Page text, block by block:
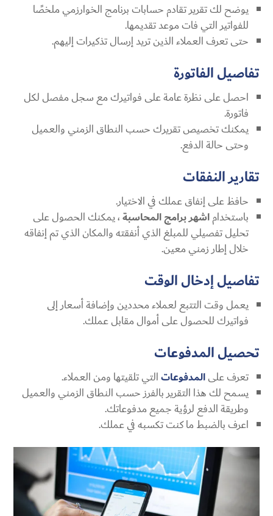
يوضح لك تقرير تقادم حسابات برنامج الخوارزمي ملخصًا
للفواتير التي فات موعد تقديمها.
حتى تعرف العملاء الذين تريد إرسال تذكيرات إليهم.
تفاصيل الفاتورة
احصل على نظرة عامة على فواتيرك مع سجل مفصل لكل
فاتورة.
يمكنك تخصيص تقريرك حسب النطاق الزمني والعميل
وحتى حالة الدفع.
تقارير النفقات
حافظ على إنفاق عملك في الاختيار.
باستخداماشهر برامج المحاسبة، يمكنك الحصول على
تحليل تفصيلي للمبلغ الذي أنفقته والمكان الذي تم إنفاقه
خلال إطار زمني معين.
تفاصيل إدخال الوقت
يعمل وقت التتبع لعملاء محددين وإضافة أسعار إلى
فواتيرك للحصول على أموال مقابل عملك.
تحصيل المدفوعات
تعرف علىالمدفوعاتالتي تلقيتها ومن العملاء.
يسمح لك هذا التقرير بالفرز حسب النطاق الزمني والعميل
وطريقة الدفع لرؤية جميع مدفوعاتك.
اعرف بالضبط ما كنت تكسبه في عملك.